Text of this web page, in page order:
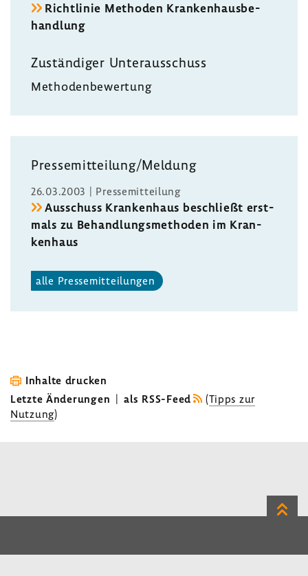
Richt­linie Methoden Kran­ken­haus­be­
hand­lung
Zustän­diger Unter­aus­schuss
Metho­den­be­wer­tung
Pres­se­mit­tei­lung/Meldung
26.03.2003 | Pres­se­mit­tei­lung
Ausschuss Kran­ken­haus beschließt erst­
mals zu Behand­lungs­me­thoden im Kran­
ken­haus
alle Pres­se­mit­tei­lungen
Inhalte drucken
Letzte Änderungen | als RSS-Feed (Tipps zur
Nutzung)
Zum